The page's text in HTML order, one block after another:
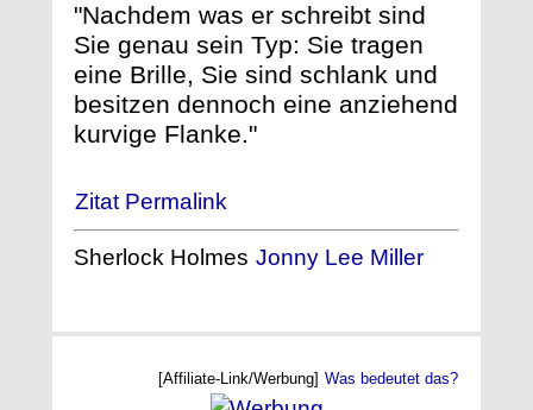
"Nachdem was er schreibt sind
Sie genau sein Typ: Sie tragen
eine Brille, Sie sind schlank und
besitzen dennoch eine anziehend
kurvige Flanke."
Zitat Permalink
Sherlock Holmes Jonny Lee Miller
[Affiliate-Link/Werbung] Was bedeutet das?